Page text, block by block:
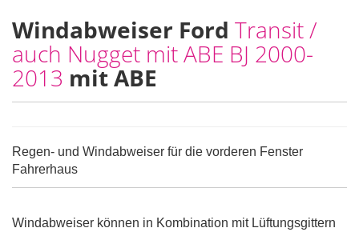
Windabweiser Ford Transit /
auch Nugget mit ABE BJ 2000-
2013 mit ABE
Regen- und Windabweiser für die vorderen Fenster
Fahrerhaus
Windabweiser können in Kombination mit Lüftungsgittern